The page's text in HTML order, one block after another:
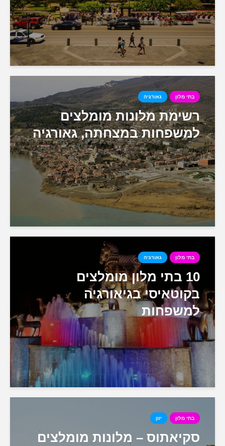
בתי מלון גאורגיה
רשימת מלונות מומלצים
למשפחות במצחתה, גאורגיה
בתי מלון גאורגיה
10 בתי מלון מומלצים
בקוטאיסי בגיאורגיה
למשפחות
בתי מלון יוון
סקיאתוס – מלונות מומלצים